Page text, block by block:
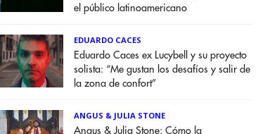
el público latinoamericano
EDUARDO CACES
Eduardo Caces ex Lucybell y su proyecto
solista: “Me gustan los desafíos y salir de
la zona de confort”
ANGUS & JULIA STONE
Angus & Julia Stone: Cómo la